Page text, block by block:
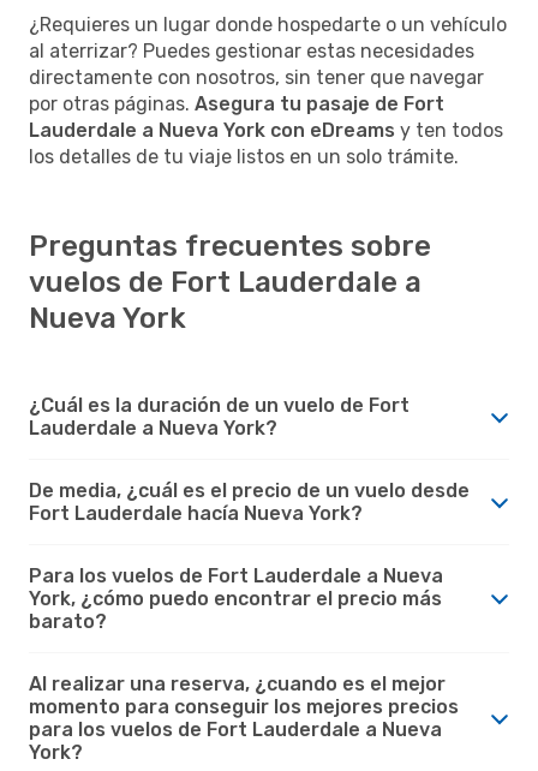
¿Requieres un lugar donde hospedarte o un vehículo
al aterrizar? Puedes gestionar estas necesidades
directamente con nosotros, sin tener que navegar
por otras páginas. Asegura tu pasaje de Fort
Lauderdale a Nueva York con eDreams y ten todos
los detalles de tu viaje listos en un solo trámite.
Preguntas frecuentes sobre
vuelos de Fort Lauderdale a
Nueva York
¿Cuál es la duración de un vuelo de Fort
Lauderdale a Nueva York?
De media, ¿cuál es el precio de un vuelo desde
Fort Lauderdale hacía Nueva York?
Para los vuelos de Fort Lauderdale a Nueva
York, ¿cómo puedo encontrar el precio más
barato?
Al realizar una reserva, ¿cuando es el mejor
momento para conseguir los mejores precios
para los vuelos de Fort Lauderdale a Nueva
York?